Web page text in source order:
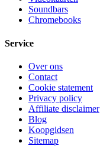
Soundbars
Chromebooks
Service
Over ons
Contact
Cookie statement
Privacy policy
Affiliate disclaimer
Blog
Koopgidsen
Sitemap